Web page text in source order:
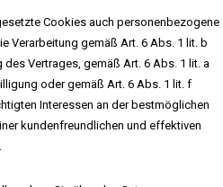
Cookies auch personenbezogene
Verarbeitung gemäß Art. 6 Abs. 1 lit. b
Vertrages, gemäß Art. 6 Abs. 1 lit. a
oder gemäß Art. 6 Abs. 1 lit. f
Interessen an der bestmöglichen
kundenfreundlichen und effektiven